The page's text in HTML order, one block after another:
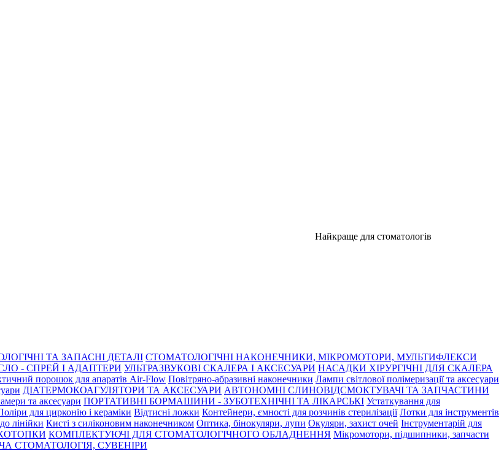
Найкраще для стоматологів
ТА ЗАПАСНІ ДЕТАЛІ СТОМАТОЛОГІЧНІ НАКОНЕЧНИКИ, МІКРОМОТОРИ, МУЛЬТИФЛЕКСИ
- СПРЕЙ І АДАПТЕРИ УЛЬТРАЗВУКОВІ СКАЛЕРА І АКСЕСУАРИ НАСАДКИ ХІРУРГІЧНІ ДЛЯ СКАЛЕРА
порошок для апаратів Air-Flow Повітряно-абразивні наконечники Лампи світлової полімеризації та аксесуари
ДІАТЕРМОКОАГУЛЯТОРИ ТА АКСЕСУАРИ АВТОНОМНІ СЛИНОВІДСМОКТУВАЧІ ТА ЗАПЧАСТИНИ
та аксесуари ПОРТАТИВНІ БОРМАШИНИ - ЗУБОТЕХНІЧНІ ТА ЛІКАРСЬКІ Устаткування для
для цирконію і кераміки Відтисні ложки Контейнери, ємності для розчинів стерилізації Лотки для інструментів
лінійки Кисті з силіконовим наконечником Оптика, бінокуляри, лупи Окуляри, захист очей Інструментарій для
КОМПЛЕКТУЮЧІ ДЛЯ СТОМАТОЛОГІЧНОГО ОБЛАДНЕННЯ Мікромотори, підшипники, запчасти
СТОМАТОЛОГІЯ, СУВЕНІРИ